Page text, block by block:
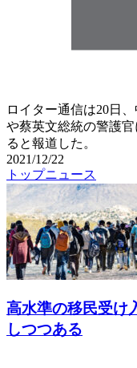
ロイター通信は20日
や蔡英文総統の警護
ると報道した。
2021/12/22
トップニュース
高水準の移民受け
しつつある